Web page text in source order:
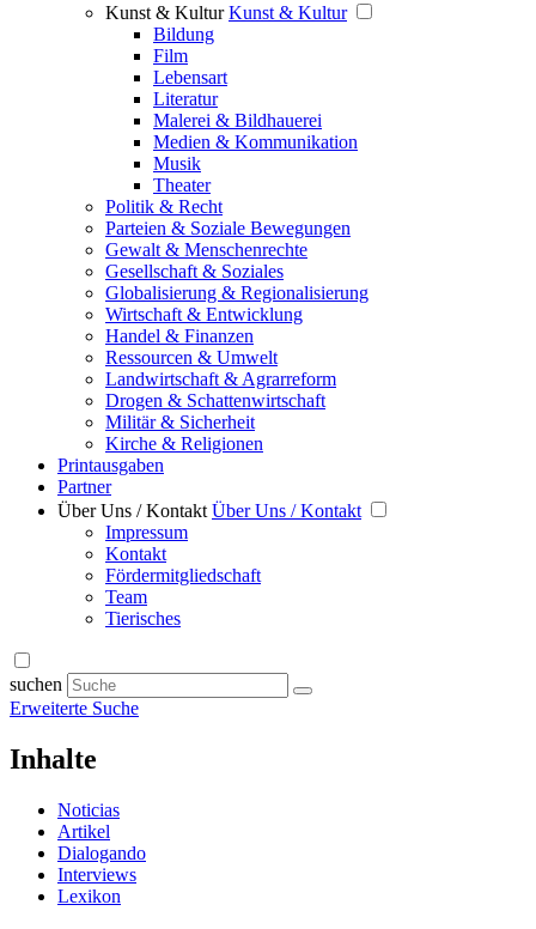
Kunst & Kultur Kunst & Kultur
Bildung
Film
Lebensart
Literatur
Malerei & Bildhauerei
Medien & Kommunikation
Musik
Theater
Politik & Recht
Parteien & Soziale Bewegungen
Gewalt & Menschenrechte
Gesellschaft & Soziales
Globalisierung & Regionalisierung
Wirtschaft & Entwicklung
Handel & Finanzen
Ressourcen & Umwelt
Landwirtschaft & Agrarreform
Drogen & Schattenwirtschaft
Militär & Sicherheit
Kirche & Religionen
Printausgaben
Partner
Über Uns / Kontakt Über Uns / Kontakt
Impressum
Kontakt
Fördermitgliedschaft
Team
Tierisches
suchen
Erweiterte Suche
Inhalte
Noticias
Artikel
Dialogando
Interviews
Lexikon